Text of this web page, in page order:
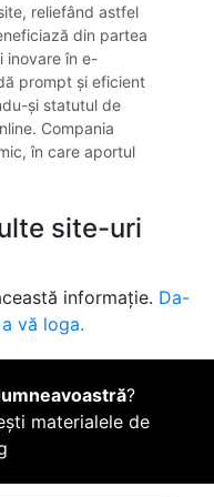
reliefând astfel
din partea
inovare în e-
prompt și eficient
și statutul de
Compania
în care aportul
site-uri
informație. Da-
vă loga.
?
materialele de